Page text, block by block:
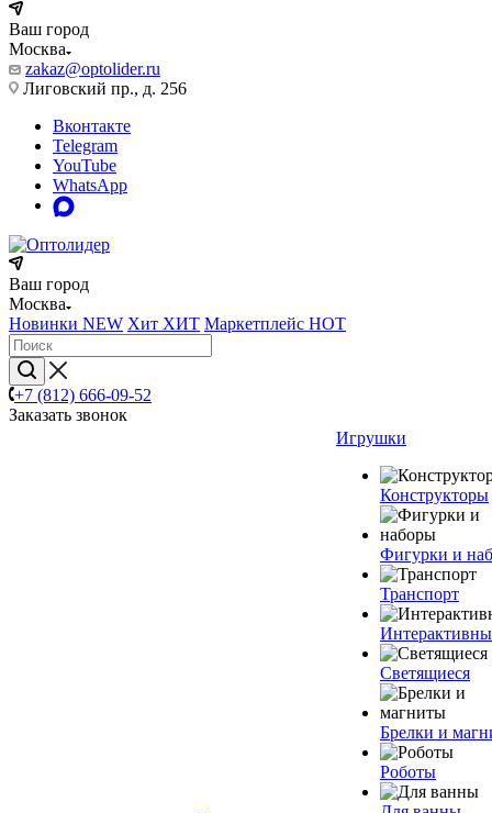
Ваш город
Москва
zakaz@optolider.ru
Лиговский пр., д. 256
Вконтакте
Telegram
YouTube
WhatsApp
Ваш город
Москва
Новинки NEW Хит ХИТ Маркетплейс HOT
+7 (812) 666-09-52
Заказать звонок
Игрушки
Конструкторы
Фигурки и
Транспорт
Светящиеся
Брелки и
Роботы